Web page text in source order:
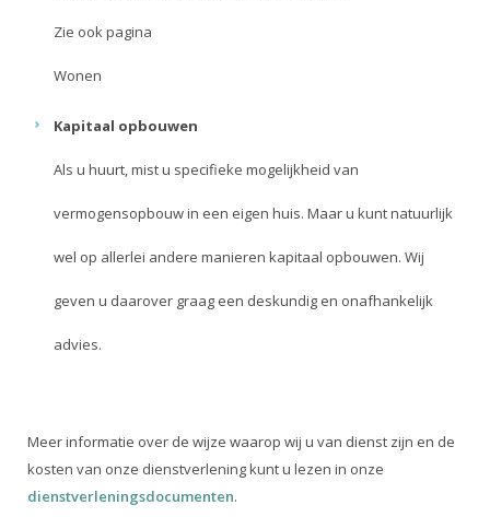
Zie ook pagina
Wonen
Kapitaal opbouwen
Als u huurt, mist u specifieke mogelijkheid van
vermogensopbouw in een eigen huis. Maar u kunt natuurlijk
wel op allerlei andere manieren kapitaal opbouwen. Wij
geven u daarover graag een deskundig en onafhankelijk
advies.
Meer informatie over de wijze waarop wij u van dienst zijn en de
kosten van onze dienstverlening kunt u lezen in onze
dienstverleningsdocumenten.